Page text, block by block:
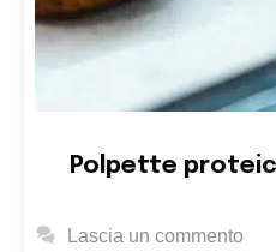
Polpette
Lascia un commento